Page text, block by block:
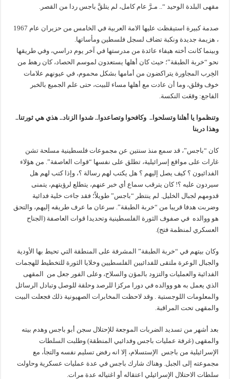
مقهى البلدة الوحيد “.. مـرَّ عام كامل، لم يتلقَّ باجس ردا من القصر.
صدمة كبيرة استيقظت عليها الامة العربية في الخامس من حزيران عام 1967
، هزيمة جديدة ونكبة تضاف لسجل فلسطين ومأساتها.
وبينما كانت أخته هيفاء عائدة من مدرستها في آخر يوم دراسي، وفي طريقها
نحو “خربة الطبقة”؛ حيث كان أهلها يستعدون لموسم الحصاد، كان رهط من
الخِرب المجاورة يتراكضون من أمامها بشكل محموم، في عيونهم علامات
خوف وقلق، وما أن عادت مع أهلها مساء للبيت، حتى علم الجميع بالخبر
الفاجع: وقعَت النكسة.
وتنظموا يا أهلنا وتسلحوا..وكافحوا وتصاعدوا..شدوا الزناد..هذي هي ثورتنا..
وهذا دربنا
كان “باجس”، قد سمع منذ سنتين عن مجموعات فلسطينية مسلحة تشن
غارات على مواقع إسرائيلية، تطلق على نفسها “قوات العاصفة”. من هؤلاء
الفدائيون ؟ كيف يصل إليهم ؟ هل يكتب لهم رسالة ؟، وإذا كتب لهم هل
سيردون عليه ؟! كان يترقب سماع أي خبر عنهم، يتطلع لرؤيتهم، يتمنى
قدومهم لجبال الخليل. لم ينتظر “باجس” طويلاً؛ فقد جاءت خلية فدائية
وضربت هدفا قريبا من “خربة الطبقة”. سرعان ما عرف طريقه إليهم، والتحق
هو ووالده في صفوف الثورة الفلسطينية وتحديدا قوات العاصفة (الجناح
العسكري لمنظمة فتح).
وكان بيتهم في “خربة الطبقة” المشرفة على المنطقة التي تحيط بها الأودية
والجبال الوعرة ملتقى للفدائيين الفلسطيين وخلايا الثورة للتخطيط للهجمات
الفدائية والعمليات والتزود بالمؤن والسلاح، وعلى الفور جعل من المقهى
الذي يعمل به هو ووالده في دورا مركزا للرصد وحلقة للوصل وتبادل الرسائل
والمعلومات اللوجستية . وقد لاحظت المخابرات الصهيونية ذلك فجعلت البيت
والمقهى تحت المراقبة.
بعد أشهر من تسديد الضربات الموجعة للإحتلال سجن أبو باجس وهدم بيته
والمقهى (غرفة عمليات باجس وفدائيي المنطقة) وطلبت السلطات
الإسرائيلية من باجس الإستسلام، إلا انه رفض تسليم نفسه والتجأ، مع
مجموعته إلى الجبل. وهناك شارك باجس في عدة عمليات عسكرية وحاولت
سلطات الاحتلال الإسرائيلي اعتقاله أو اغتياله عدة مرات.